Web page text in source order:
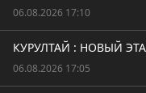
06.08.2026 17:10
КУРУЛТАЙ : НОВЫЙ
06.08.2026 17:05